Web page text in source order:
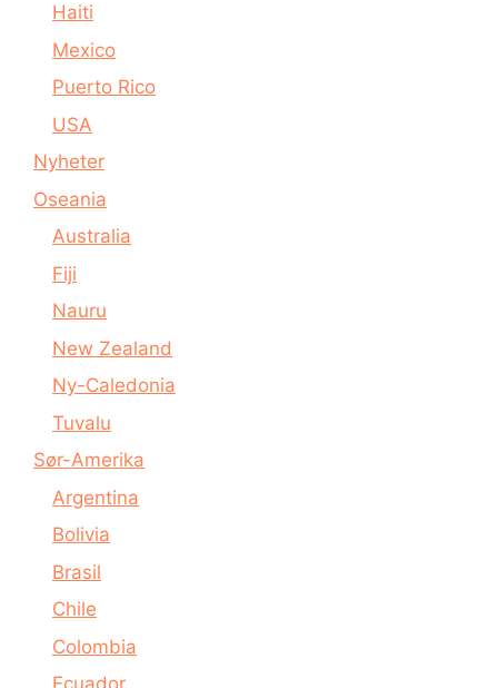
Haiti
Mexico
Puerto Rico
USA
Nyheter
Oseania
Australia
Fiji
Nauru
New Zealand
Ny-Caledonia
Tuvalu
Sør-Amerika
Argentina
Bolivia
Brasil
Chile
Colombia
Ecuador